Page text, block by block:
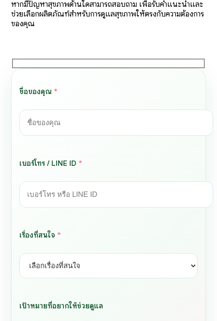
หากมีปัญหาสุขภาพด้านใดสามารถสอบถาม เพื่อรับคำแนะนำและ
ช่วยเลือกผลิตภัณฑ์สำหรับการดูแลสุขภาพให้ตรงกับความต้องการ
ของคุณ
ชื่อของคุณ *
เบอร์โทร / LINE ID *
เรื่องที่สนใจ *
เป้าหมายที่อยากให้ช่วยดูแล